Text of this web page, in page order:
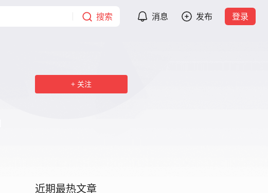
搜索 消息 发布 登录
关注
近期最热文章